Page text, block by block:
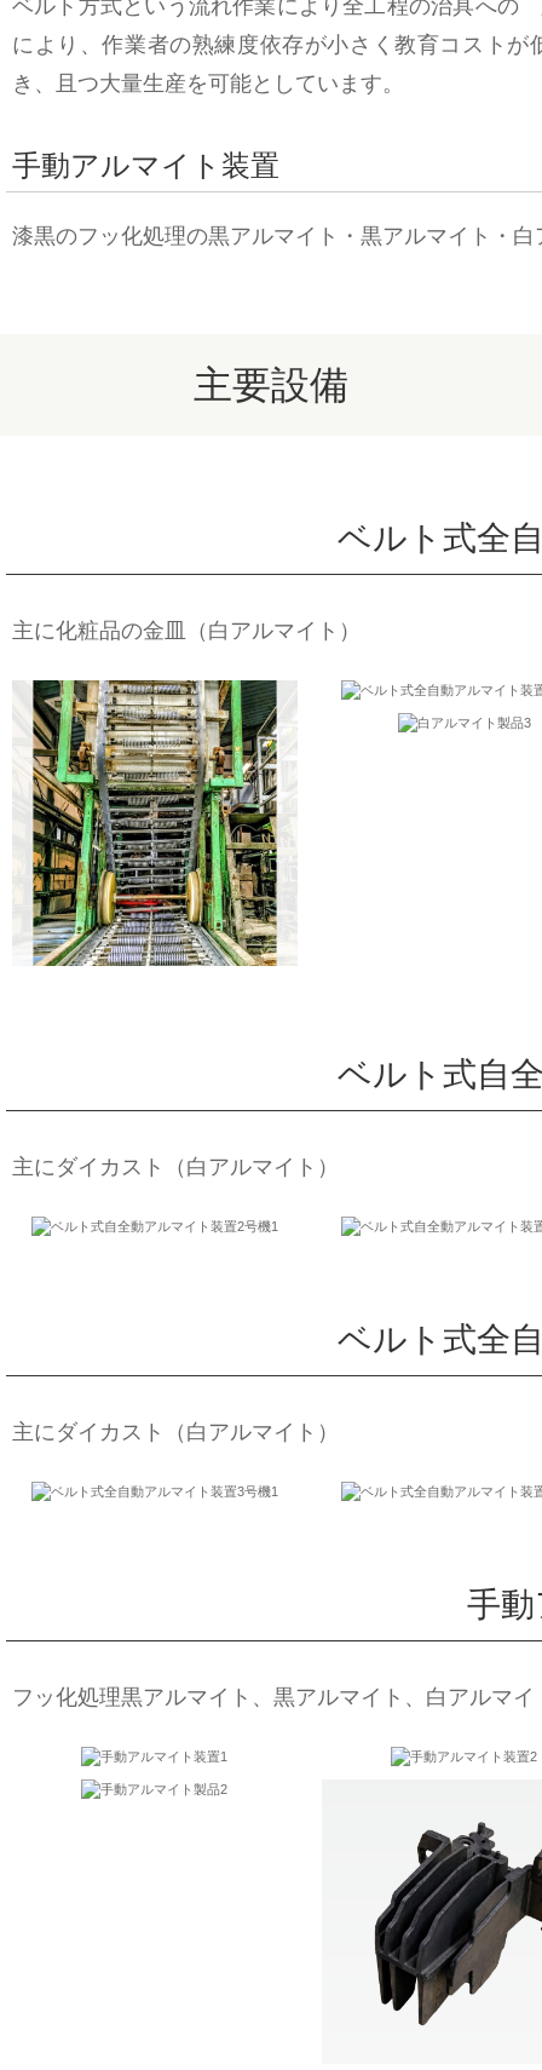
ベルト方式という流れ作業により全工程の治具へ
により、作業者の熟練度依存が小さく教育コスト
き、且つ大量生産を可能としています。
手動アルマイト装置
漆黒のフッ化処理の黒アルマイト・黒アルマイト・
主要設備
ベルト式全
主に化粧品の金皿（白アルマイト）
ベルト式自
主にダイカスト（白アルマイト）
ベルト式全
主にダイカスト（白アルマイト）
手
フッ化処理黒アルマイト、黒アルマイト、白アルマイ